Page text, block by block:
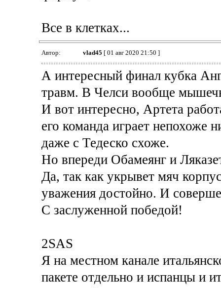
Все в клетках...
Автор: vlad45 [ 01 авг 2020 21:50 ]
А интересный финал кубка
травм. В Челси вообще
И вот интересно, Артета
его команда играет непохоже
даже с Тедеско схоже.
Но впереди Обамеянг и
Да, так как укрывет мяч
уважения достойно. И
С заслуженной победой!
2SAS
Я на местном канале
пакете отдельно и испанцы и